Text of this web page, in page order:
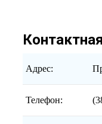
Адрес:
Телефон: